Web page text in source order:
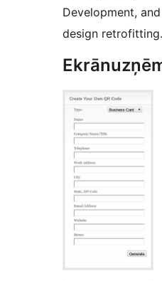
Development,
design retrofitting.